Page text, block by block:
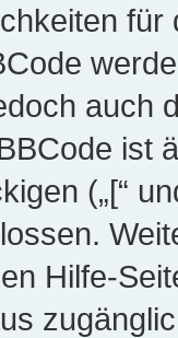
auch
ist
(„[“
Hilfe-